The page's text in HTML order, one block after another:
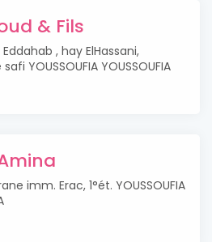
& Fils
, hay ElHassani,
YOUSSOUFIA YOUSSOUFIA
imm. Erac, 1°ét. YOUSSOUFIA